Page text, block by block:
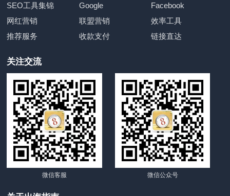
SEO工具集锦
Google
Facebook
网红营销
联盟营销
效率工具
推荐服务
收款支付 链接直达
关注交流
微信客服 微信公众号